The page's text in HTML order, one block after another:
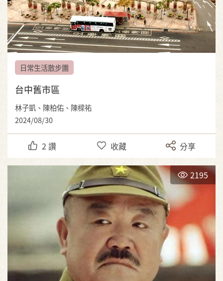
日常生活散步團
台中舊市區
林子凱、陳柏佑、陳樑祐
2024/08/30
2 讚 收藏 分享
2195